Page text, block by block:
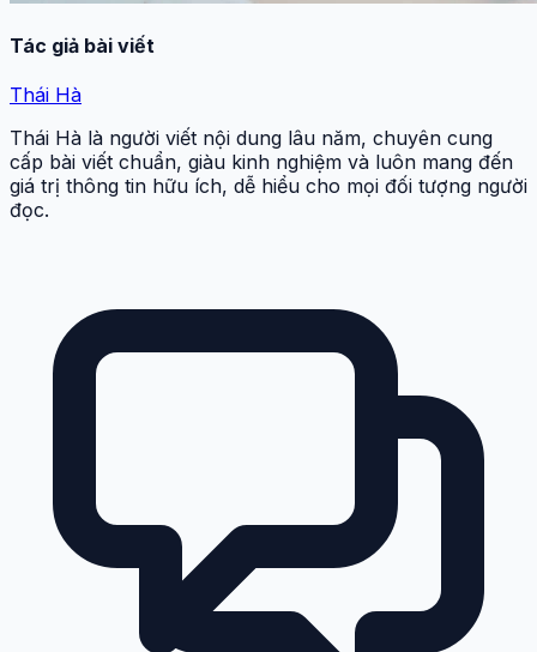
Tác giả bài viết
Thái Hà
Thái Hà là người viết nội dung lâu năm, chuyên cung
cấp bài viết chuẩn, giàu kinh nghiệm và luôn mang đến
giá trị thông tin hữu ích, dễ hiểu cho mọi đối tượng người
đọc.